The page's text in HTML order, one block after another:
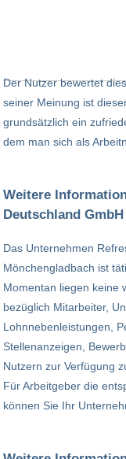
Der Nutzer bewertet
seiner Meinung ist
grundsätzlich ein
dem man sich als
Weitere
Deutschland GmbH
Das Unternehmen
Mönchengladbach ist
Momentan liegen keine
bezüglich Mitarbeiter,
Lohnnebenleistungen,
Stellenanzeigen,
Nutzern zur Verfügung
Für Arbeitgeber die
können Sie Ihr